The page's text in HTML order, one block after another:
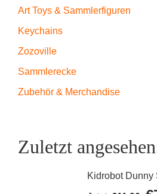
Art Toys & Sammlerfiguren
Keychains
Zozoville
Sammlerecke
Zubehör & Merchandise
Zuletzt
Kidrobot Dunny